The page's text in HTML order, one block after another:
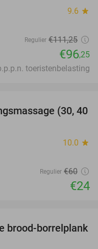
9.6 star
Regulier €111,25
€96,25
toeristenbelasting
60%
(30, 40
10.0 star
Regulier €60
€24
21%
brood-borrelplank